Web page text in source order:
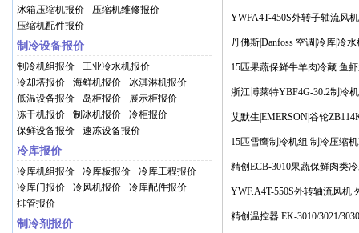
冰库 预冷库冷风机风扇电动
YWFA4T-450S外转子轴流风
扇电机 低噪音外转子电机价格
丹佛斯|Danfoss 空调|冷库|冷水
SM185S4CC SM|SY|SZ涡旋
15匹果蔬保鲜牛羊肉冷藏 鱼
酸蔬菜预冷降温 制冷设备价格
浙江博莱特YBF4G-30.2制冷
预冷|气调冷库制冷设备价格
艾默生|EMERSON|谷轮
551 CopelandScroll制冷压 缩价
15匹雪鹰制冷机组 制冷压缩
江雪鹰冷冻冷藏设备价格
精创ECB-3010果蔬保鲜肉类
屠宰排酸预冷库温度控制箱价
YWF.A4T-550S外转轴流风机
低噪音风扇 冷库维修用电机
精创温控器 EK-3010/3021/
冰箱压缩机报价
压缩机维修报价
压缩机配件报价
制冷设备报价
制冷机组报价
工业冷水机报价
冷却塔报价
海鲜机报价
冰淇淋机报价
低温设备报价
岛柜报价
展示柜报价
冻干机报价
制冰机报价
冷柜报价
保鲜设备报价
速冻设备报价
冷库报价
冷库机组报价 冷库板报价
冷库工程报价
冷库门报价
冷风机报价
冷库配件报价
排管报价
制冷剂报价